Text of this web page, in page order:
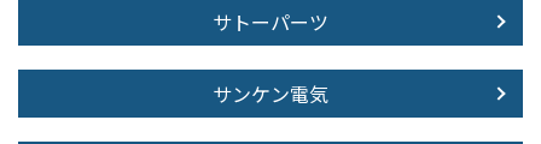
サトーパーツ
サンケン電気